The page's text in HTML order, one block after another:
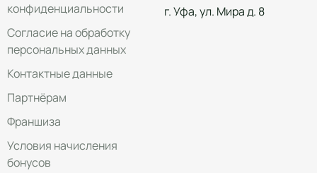
конфиденциальности
Согласие на обработку
персональных данных
Контактные данные
Партнёрам
Франшиза
Условия начисления
бонусов
г. Уфа, ул. Мира д. 8